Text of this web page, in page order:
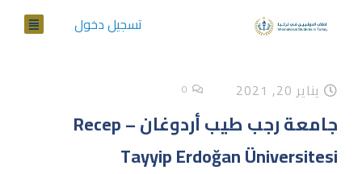
تسجيل دخول
يناير 20, 2021 0
جامعة رجب طيب أردوغان – Recep
Tayyip Erdoğan Üniversitesi